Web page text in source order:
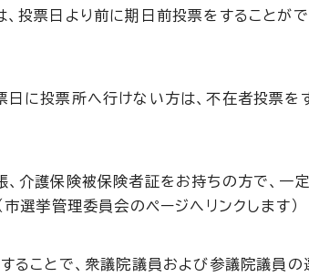
投票日より前に期日前投票をすることがで
に投票所へ行けない方は、不在者投票を
介護保険被保険者証をお持ちの方で、一
選挙管理委員会のページへリンクします）
ることで、衆議院議員および参議院議員の